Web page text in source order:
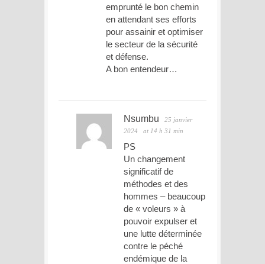
emprunté le bon chemin
en attendant ses efforts
pour assainir et optimiser
le secteur de la sécurité
et défense.
A bon entendeur…
Nsumbu
25 janvier
2024
at 14 h 31 min
PS
Un changement
significatif de
méthodes et des
hommes – beaucoup
de « voleurs » à
pouvoir expulser et
une lutte déterminée
contre le péché
endémique de la